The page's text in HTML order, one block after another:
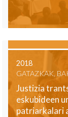
2018
GATAZKAK,
Justizia
eskubideen
patriarkalari